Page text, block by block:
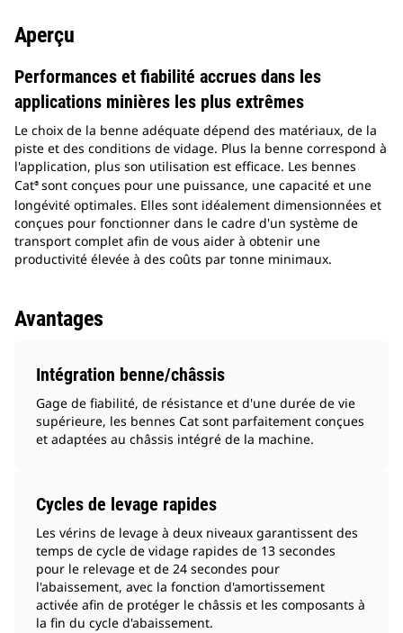
Aperçu
Performances et fiabilité accrues dans les
applications minières les plus extrêmes
Le choix de la benne adéquate dépend des matériaux, de la
piste et des conditions de vidage. Plus la benne correspond à
l'application, plus son utilisation est efficace. Les bennes
Cat® sont conçues pour une puissance, une capacité et une
longévité optimales. Elles sont idéalement dimensionnées et
conçues pour fonctionner dans le cadre d'un système de
transport complet afin de vous aider à obtenir une
productivité élevée à des coûts par tonne minimaux.
Avantages
Intégration benne/châssis
Gage de fiabilité, de résistance et d'une durée de vie
supérieure, les bennes Cat sont parfaitement conçues
et adaptées au châssis intégré de la machine.
Cycles de levage rapides
Les vérins de levage à deux niveaux garantissent des
temps de cycle de vidage rapides de 13 secondes
pour le relevage et de 24 secondes pour
l'abaissement, avec la fonction d'amortissement
activée afin de protéger le châssis et les composants à
la fin du cycle d'abaissement.